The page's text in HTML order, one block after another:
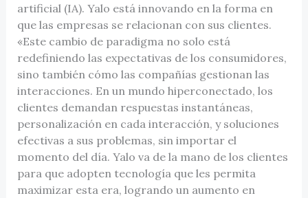
artificial (IA). Yalo está innovando en la forma en
que las empresas se relacionan con sus clientes.
«Este cambio de paradigma no solo está
redefiniendo las expectativas de los consumidores,
sino también cómo las compañías gestionan las
interacciones. En un mundo hiperconectado, los
clientes demandan respuestas instantáneas,
personalización en cada interacción, y soluciones
efectivas a sus problemas, sin importar el
momento del día. Yalo va de la mano de los clientes
para que adopten tecnología que les permita
maximizar esta era, logrando un aumento en